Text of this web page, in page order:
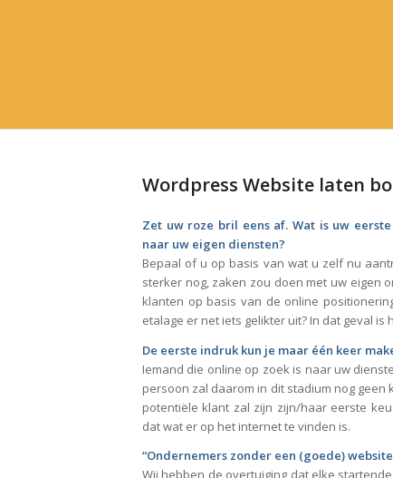
Wordpress Website laten
Zet uw roze bril eens af. Wat is uw
naar uw eigen diensten?
Bepaal of u op basis van wat u zelf nu
sterker nog, zaken zou doen met uw eigen
klanten op basis van de online
etalage er net iets gelikter uit? In dat geval is
De eerste indruk kun je maar één keer
Iemand die online op zoek is naar uw
persoon zal daarom in dit stadium nog
potentiële klant zal zijn zijn/haar eerste
dat wat er op het internet te vinden is.
“Ondernemers zonder een (goede)
Wij hebben de overtuiging dat elke